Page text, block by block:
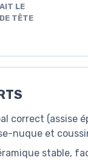
LE
TÊTE
correct (assise
nuque et
stable,